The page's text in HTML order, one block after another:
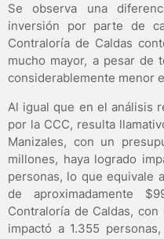
Se observa una
inversión por parte de
Contraloría de Caldas
mucho mayor, a pesar de
considerablemente menor
Al igual que en el análisis
por la CCC, resulta
Manizales, con un
millones, haya logrado
personas, lo que equivale
de aproximadamente
Contraloría de Caldas,
impactó a 1.355